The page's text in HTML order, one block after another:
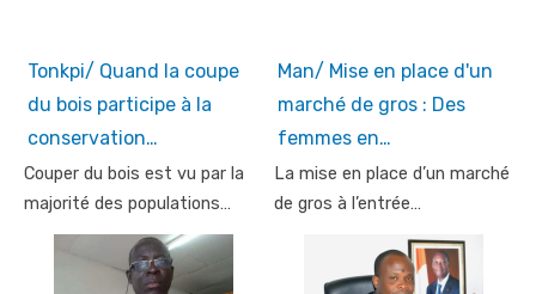
Tonkpi/ Quand la coupe
du bois participe à la
conservation…
Couper du bois est vu par la
majorité des populations…
Man/ Mise en place d'un
marché de gros : Des
femmes en…
La mise en place d’un marché
de gros à l’entrée…